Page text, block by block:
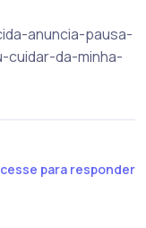
anuncia-pausa-
da-minha-
para responder